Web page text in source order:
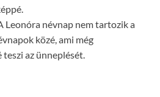
Leonóra névnap nem tartozik a
közé, ami még
teszi az ünneplését.